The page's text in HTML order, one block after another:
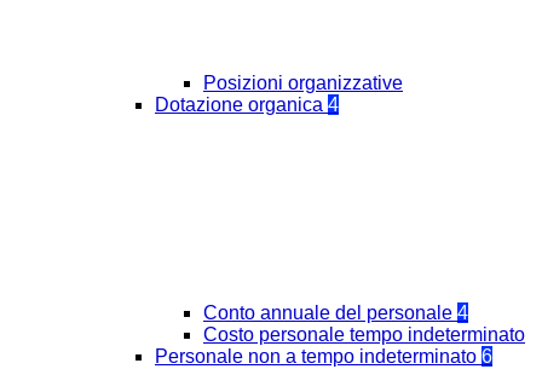
Posizioni organizzative
Dotazione organica 4
Conto annuale del personale 4
Costo personale tempo indeterminato
Personale non a tempo indeterminato 6